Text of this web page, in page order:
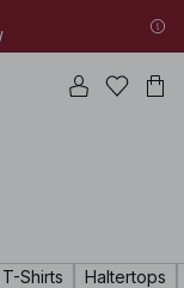
T-Shirts Haltertops